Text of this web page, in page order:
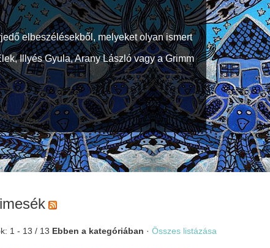
elbeszélésekből, melyeket olyan ismert
Illyés Gyula, Arany László vagy a Grimm
1 - 13 / 13 Ebben a kategóriában · Összes listázása